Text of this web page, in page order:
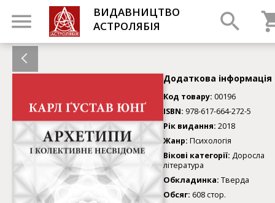
ВИДАВНИЦТВО
АСТРОЛЯБІЯ
Додаткова інформація
Код товару: 00196
ISBN: 978-617-664-272-5
Рік видання: 2018
Жанр: Психологія
Вікові категорії: Доросла
література
Обкладинка: Тверда
Обсяг: 608 стор.